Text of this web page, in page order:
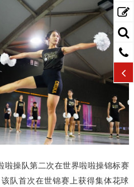
啦操队第二次在世界啦啦操锦标赛
队首次在世锦赛上获得集体花球